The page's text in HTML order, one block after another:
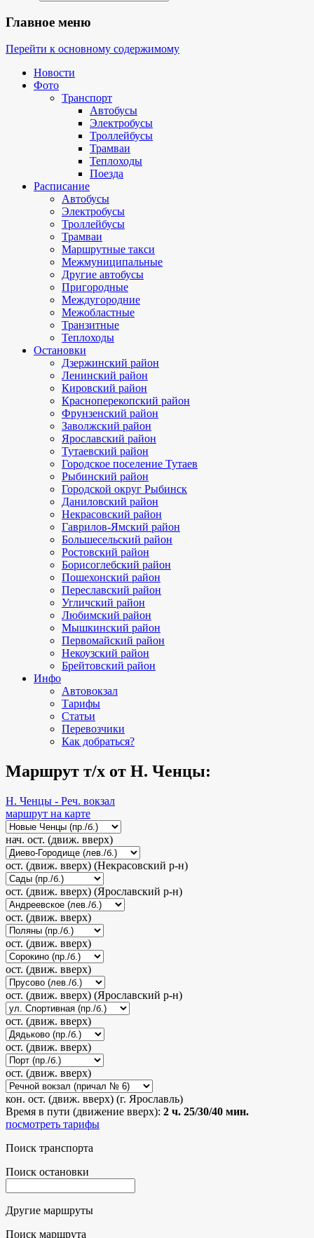
Главное меню
Перейти к основному содержимому
Новости
Фото
Транспорт
Автобусы
Электробусы
Троллейбусы
Трамваи
Теплоходы
Поезда
Расписание
Автобусы
Электробусы
Троллейбусы
Трамваи
Маршрутные такси
Межмуниципальные
Другие автобусы
Пригородные
Междугородние
Межобластные
Транзитные
Теплоходы
Остановки
Дзержинский район
Ленинский район
Кировский район
Красноперекопский район
Фрунзенский район
Заволжский район
Ярославский район
Тутаевский район
Городское поселение Тутаев
Рыбинский район
Городской округ Рыбинск
Даниловский район
Некрасовский район
Гаврилов-Ямский район
Большесельский район
Ростовский район
Борисоглебский район
Пошехонский район
Переславский район
Угличский район
Любимский район
Мышкинский район
Первомайский район
Некоузский район
Брейтовский район
Инфо
Автовокзал
Тарифы
Статьи
Перевозчики
Как добраться?
Маршрут т/х от Н. Ченцы:
Н. Ченцы - Реч. вокзал
маршрут на карте
нач. ост. (движ. вверх)
ост. (движ. вверх) (Некрасовский р-н)
ост. (движ. вверх) (Ярославский р-н)
ост. (движ. вверх)
ост. (движ. вверх)
ост. (движ. вверх)
ост. (движ. вверх) (Ярославский р-н)
ост. (движ. вверх)
ост. (движ. вверх)
ост. (движ. вверх)
кон. ост. (движ. вверх) (г. Ярославль)
Время в пути (движение вверх): 2 ч. 25/30/40 мин.
посмотреть тарифы
Поиск транспорта
Поиск остановки
Другие маршруты
Поиск маршрута